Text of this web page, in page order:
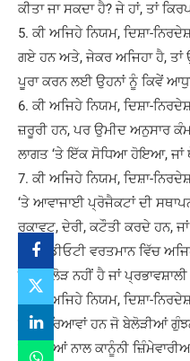
ਕੀਤਾ ਜਾ ਸਕਦਾ ਹੈ? ਜੇ ਹਾਂ, ਤਾਂ
5. ਕੀ ਅਜਿਹੇ ਨਿਯਮ, ਦਿਸ਼ਾ-
ਗਏ ਹਨ ਅਤੇ, ਜੇਕਰ ਅਜਿਹਾ ਹੈ, ਤਾਂ
ਪੂਰਾ ਕਰਨ ਲਈ ਉਹਨਾਂ ਨੂੰ ਕਿਵੇਂ
6. ਕੀ ਅਜਿਹੇ ਨਿਯਮ, ਦਿਸ਼ਾ-
ਜ਼ਰੂਰੀ ਹਨ, ਪਰ ਉਮੀਦ ਅਨੁਸਾਰ
ਲਾਗਤ ‘ਤੇ ਇੱਕ ਸੋਧਿਆ ਹੋਇਆ, ਜਾਂ
7. ਕੀ ਅਜਿਹੇ ਨਿਯਮ, ਦਿਸ਼ਾ-
‘ਤੇ ਆਵਾਜਾਈ ਪ੍ਰੋਜੈਕਟਾਂ ਦੀ
ਰੁਕਾਵਟ, ਦੇਰੀ, ਕਟੌਤੀ ਕਰਦੇ ਹਨ,
8. ਕੀ ਡੀਓਟੀ ਵਰਤਮਾਨ ਵਿੱਚ
ਇਸਨੂੰ ਲੋੜ ਨਹੀਂ ਹੈ ਜਾਂ
9. ਕੀ ਅਜਿਹੇ ਨਿਯਮ, ਦਿਸ਼ਾ-
ਪ੍ਰਕਿਰਿਆਵਾਂ ਹਨ ਜੋ ਬੇਲੋੜੀਆਂ
ਤਰੀਕਿਆਂ ਨਾਲ ਕਾਨੂੰਨੀ